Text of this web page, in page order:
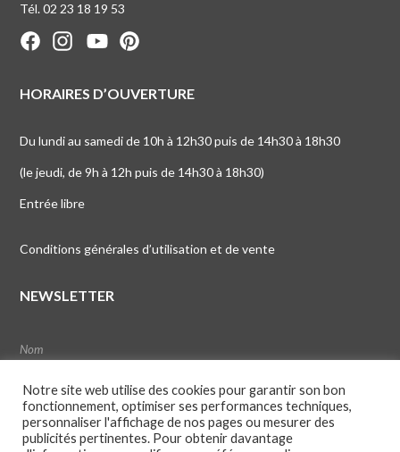
Tél. 02 23 18 19 53
HORAIRES D’OUVERTURE
Du lundi au samedi de 10h à 12h30 puis de 14h30 à 18h30
(le jeudi, de 9h à 12h puis de 14h30 à 18h30)
Entrée libre
Conditions générales d’utilisation et de vente
NEWSLETTER
Notre site web utilise des cookies pour garantir son bon
fonctionnement, optimiser ses performances techniques,
personnaliser l'affichage de nos pages ou mesurer des
publicités pertinentes. Pour obtenir davantage